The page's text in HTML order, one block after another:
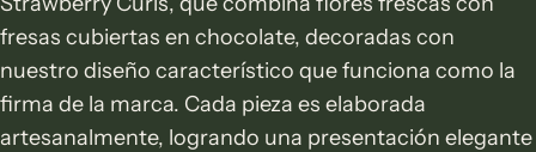
fresas cubiertas en chocolate, decoradas con
nuestro diseño característico que funciona como la
firma de la marca. Cada pieza es elaborada
artesanalmente, logrando una presentación elegante